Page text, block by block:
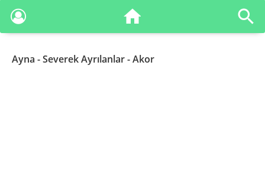
Ayna - Severek Ayrılanlar - Akor